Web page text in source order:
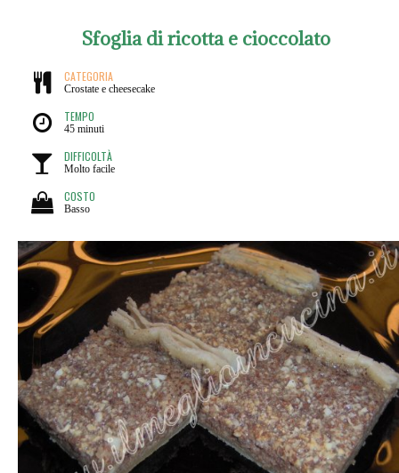
Sfoglia di ricotta e cioccolato
CATEGORIA
Crostate e cheesecake
TEMPO
45 minuti
DIFFICOLTÀ
Molto facile
COSTO
Basso